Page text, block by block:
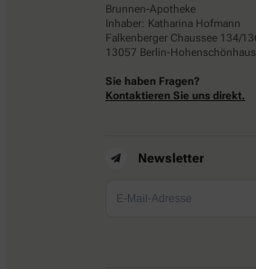
Brunnen-Apotheke
Inhaber: Katharina Hofmann
Falkenberger Chaussee 134/
13057 Berlin-
Sie haben Fragen?
Kontaktieren Sie uns direkt.
Newsletter